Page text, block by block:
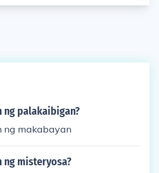
ng palakaibigan?
ng makabayan
ng misteryosa?